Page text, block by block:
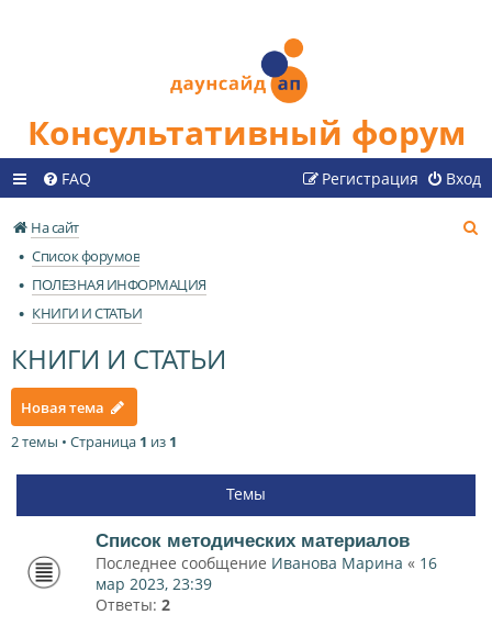
Консультативный форум
FAQ Вход
Регистрация
На сайт
Список форумов
ПОЛЕЗНАЯ ИНФОРМАЦИЯ
КНИГИ И СТАТЬИ
КНИГИ И СТАТЬИ
Новая тема
2 темы • Страница 1 из 1
Темы
Список методических материалов
Последнее сообщение Иванова Марина « 16
мар 2023, 23:39
Ответы: 2